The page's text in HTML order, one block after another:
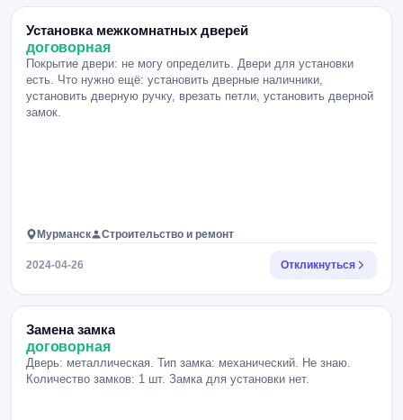
Установка межкомнатных дверей
договорная
Покрытие двери: не могу определить. Двери для установки
есть. Что нужно ещё: установить дверные наличники,
установить дверную ручку, врезать петли, установить дверной
замок.
Мурманск Строительство и ремонт
2024-04-26 Откликнуться
Замена замка
договорная
Дверь: металлическая. Тип замка: механический. Не знаю.
Количество замков: 1 шт. Замка для установки нет.